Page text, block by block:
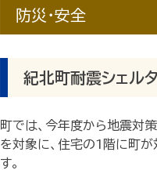
防災・安全
紀北町耐震シェル
町では、今年度から地震対
を対象に、住宅の1階に町
す。